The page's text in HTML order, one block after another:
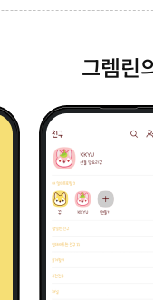
그렘린